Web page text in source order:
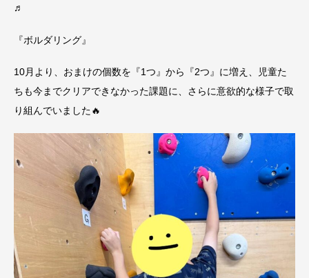
♬
『ボルダリング』
10月より、おまけの個数を『1つ』から『2つ』に増え、児童た
ちも今までクリアできなかった課題に、さらに意欲的な様子で取
り組んでいました🔥